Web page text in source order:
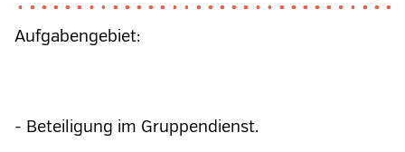
Aufgabengebiet:
- Beteiligung im Gruppendienst.